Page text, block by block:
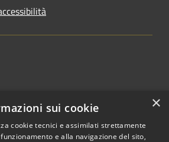
×
sui cookie
cookie tecnici e assimilati strettamente
e alla navigazione del sito,